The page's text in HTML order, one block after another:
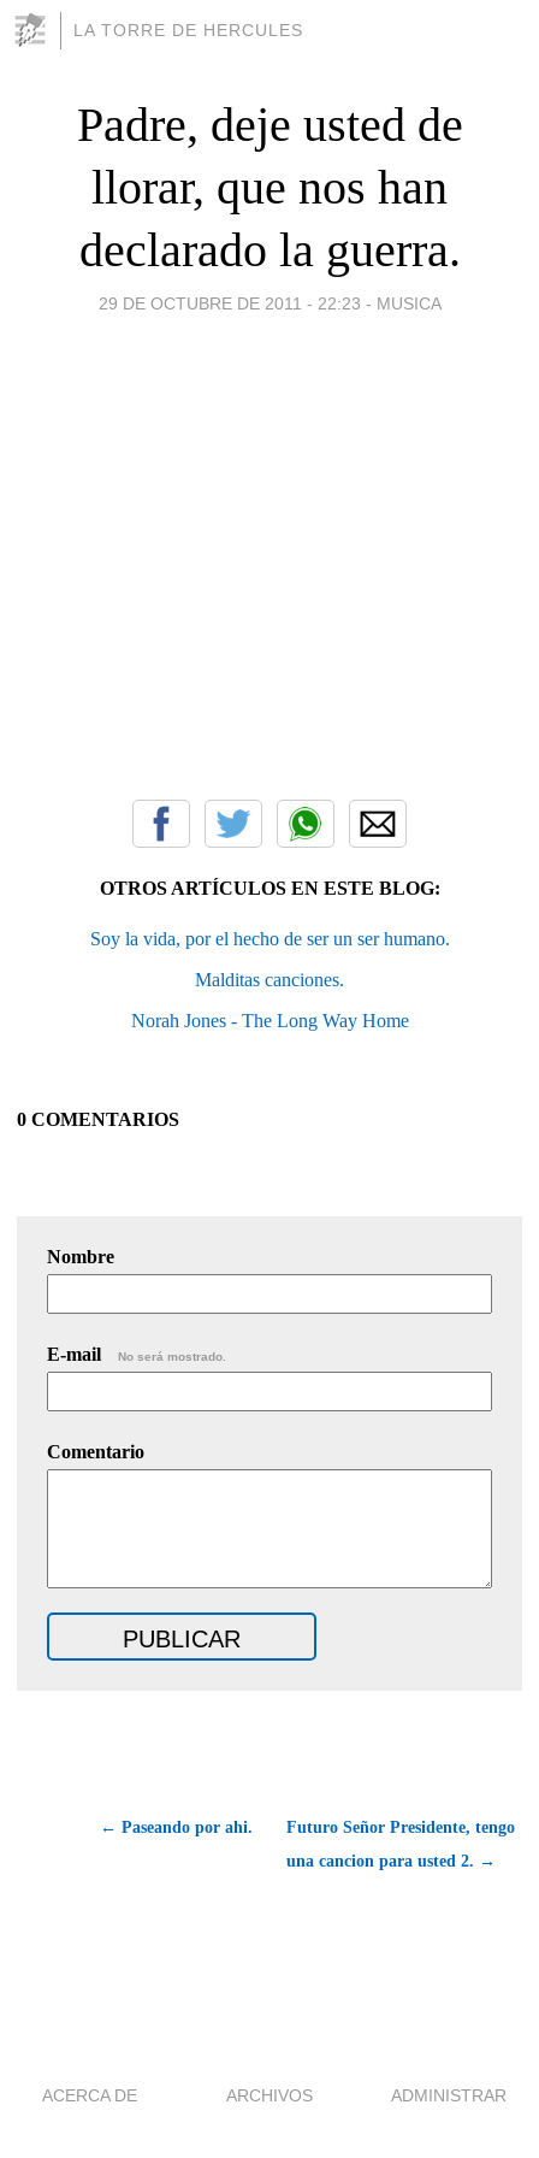
LA TORRE DE HERCULES
Padre, deje usted de
llorar, que nos han
declarado la guerra.
29 DE OCTUBRE DE 2011 - 22:23 - MUSICA
OTROS ARTÍCULOS EN ESTE BLOG:
Soy la vida, por el hecho de ser un ser humano.
Malditas canciones.
Norah Jones - The Long Way Home
0 COMENTARIOS
Nombre
E-mail No será mostrado.
Comentario
← Paseando por ahi.
Futuro Señor Presidente, tengo
una cancion para usted 2. →
ACERCA DE ARCHIVOS ADMINISTRAR